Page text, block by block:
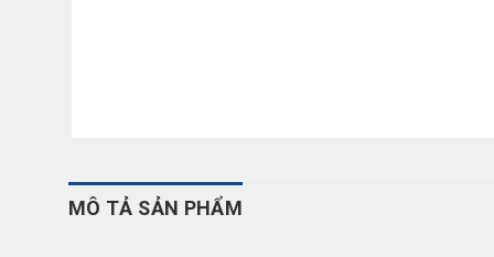
MÔ TẢ SẢN PHẨM